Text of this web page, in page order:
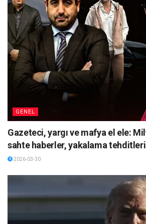
GENEL
Gazeteci, yargı ve mafya el ele:
sahte haberler, yakalama tehditleri
2026-03-30